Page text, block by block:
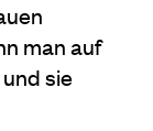
man auf
sie